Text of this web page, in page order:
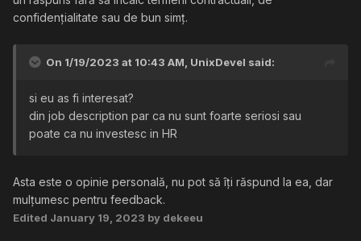
confidențialitate sau de bun simț.
On 1/19/2023 at 10:43 AM, UnixDevel said:
si eu as fi interesat?
din job description par ca nu sunt foarte seriosi sau
poate ca nu investesc in HR
Asta este o opinie personală, nu pot să îți răspund la ea, dar
mulțumesc pentru feedback.
Edited January 19, 2023 by dekeeu